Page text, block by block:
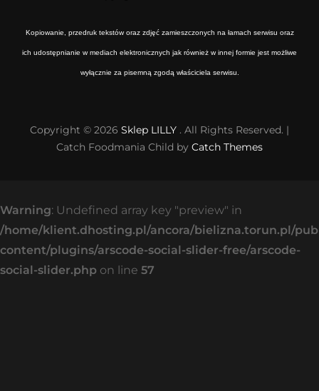
Kopiowanie, przedruk tekstów oraz zdjęć zamieszczonych na łamach serwisu oraz
ich udostępnianie w mediach elektronicznych jak również w innej formie jest możliwe
wyłącznie za pisemną zgodą właściciela serwisu.
Copyright © 2026 Sklep LILLY . All Rights Reserved. |
Catch Foodmania Child by Catch Themes
Warning: Undefined array key "preview" in
/home/klient.dhosting.pl/ancora/bielizna.torun.pl/
content/plugins/arscode-social-slider-free/arscode-
social-slider.php on line 57